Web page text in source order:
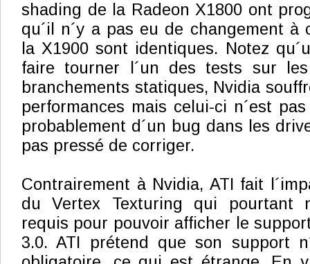
shading de la Radeon X1800 ont
qu´il n´y a pas eu de changement à
la X1900 sont identiques. Notez
faire tourner l´un des tests sur
branchements statiques, Nvidia
performances mais celui-ci n´est
probablement d´un bug dans les
pas pressé de corriger.
Contrairement à Nvidia, ATI fait
du Vertex Texturing qui pourtant
requis pour pouvoir afficher le
3.0. ATI prétend que son support